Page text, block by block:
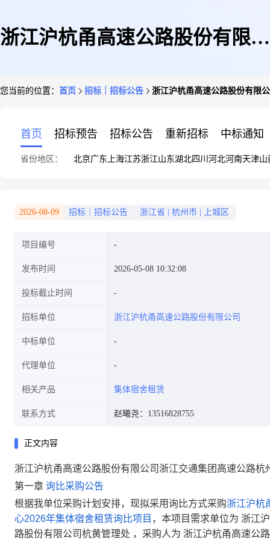
浙江沪杭甬高速公路股份有限公
比项目项目公告
您当前的位置： 首页 招标｜招标公告 浙江沪杭甬高速公路股份有限
首页 招标预告 招标公告 重新招标 中标通知
省份地区： 北京广东 上海江苏浙江山东湖北四川 河北河南天津山
2026-08-09 招标｜招标公告 浙江省 杭州市 上城区
项目编号
发布时间 2026-05-08 10:32:08
投标截止时间
招标单位 浙江沪杭甬高速公路股份有限公司
中标单位
代理单位
相关产品 集体宿舍租赁
联系方式 赵曦尧：13516828755
正文内容
浙江沪杭甬高速公路股份有限公司浙江交通集团高速公路
第一章 询比采购公告
根据我单位采购计划安排，现拟采用询比方式采购浙江沪杭
心2026年集体宿舍租赁询比项目 ， 本项目需求单位为 浙江
路股份有限公司杭黄管理处 ，采购人为 浙江沪杭甬高速公